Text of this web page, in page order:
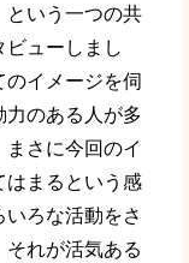
いう一つの共
ューしまし
イメージを伺
力のある人が多
さに今回のイ
はまるという感
ろな活動をさ
れが活気ある